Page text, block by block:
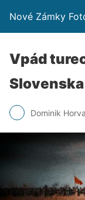
Nové Zámky
Vpád
Slovenska
Dominik